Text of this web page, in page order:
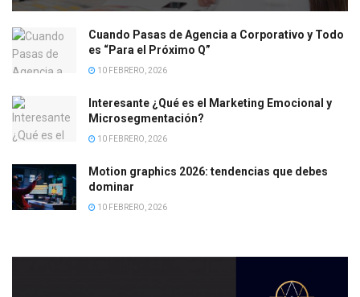
Cuando Pasas de Agencia a Corporativo y Todo
es “Para el Próximo Q”
10 FEBRERO, 2026
Interesante ¿Qué es el Marketing Emocional y
Microsegmentación?
10 FEBRERO, 2026
Motion graphics 2026: tendencias que debes
dominar
10 FEBRERO, 2026